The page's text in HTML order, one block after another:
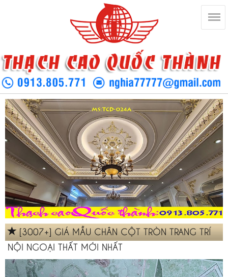
[3007+] GIÁ MẪU CHÂN CỘT TRÒN TRANG TRÍ
NỘI NGOẠI THẤT MỚI NHẤT